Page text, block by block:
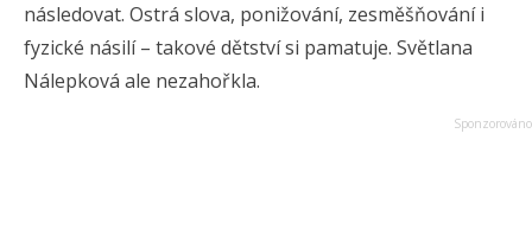
následovat. Ostrá slova, ponižování, zesměšňování i
fyzické násilí – takové dětství si pamatuje. Světlana
Nálepková ale nezahořkla.